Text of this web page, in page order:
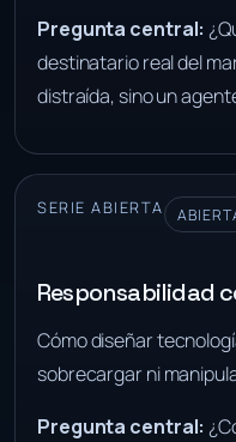
Pregunta central:
destinatario real del
distraída, sino un
SERIE ABIERTA
Responsabilidad
Cómo diseñar
sobrecargar ni
Pregunta central: